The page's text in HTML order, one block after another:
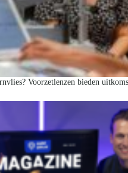
Voorzetlenzen bieden